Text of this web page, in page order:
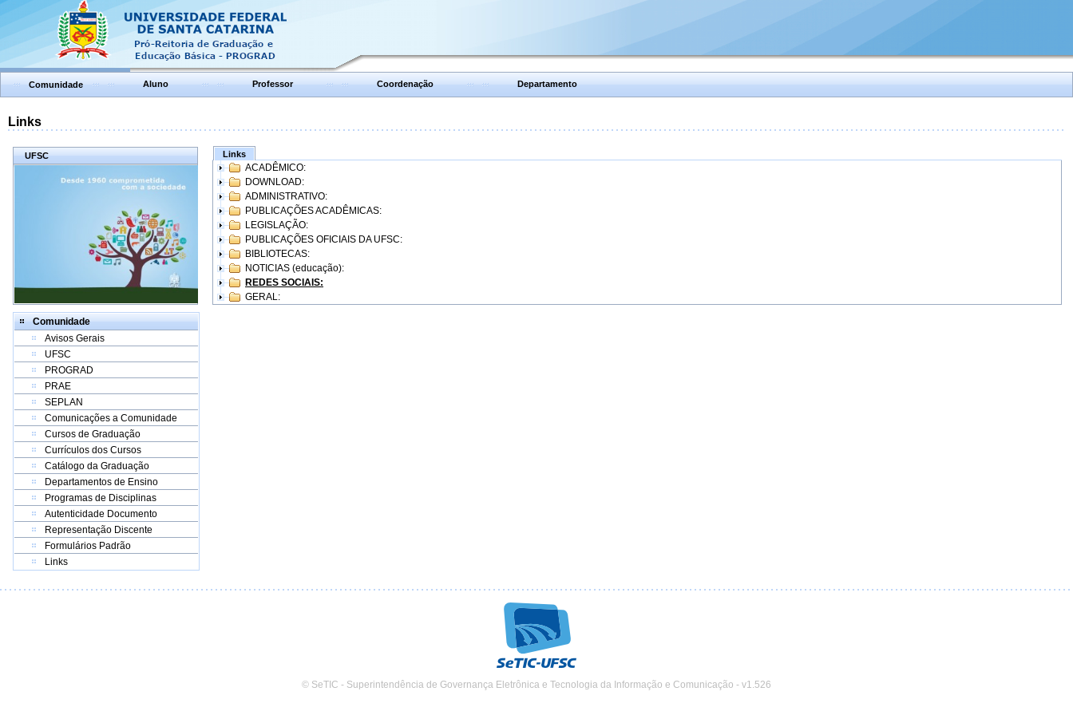
Comunidade Aluno Professor Coordenação Departamento
Links
UFSC
Comunidade
Avisos Gerais
UFSC
PROGRAD
PRAE
SEPLAN
Comunicações a Comunidade
Cursos de Graduação
Currículos dos Cursos
Catálogo da Graduação
Departamentos de Ensino
Programas de Disciplinas
Autenticidade Documento
Representação Discente
Formulários Padrão
Links
Links
ACADÊMICO:
DOWNLOAD:
ADMINISTRATIVO:
PUBLICAÇÕES ACADÊMICAS:
LEGISLAÇÃO:
PUBLICAÇÕES OFICIAIS DA UFSC:
BIBLIOTECAS:
NOTICIAS (educação):
REDES SOCIAIS:
GERAL:
© SeTIC - Superintendência de Governança Eletrônica e Tecnologia da Informação e Comunicação - v1.526